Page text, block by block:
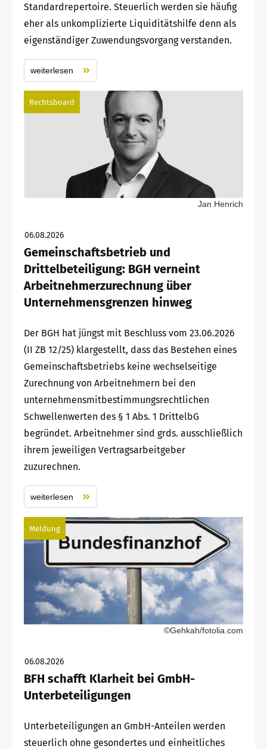
Standardrepertoire. Steuerlich werden sie häufig
eher als unkomplizierte Liquiditätshilfe denn als
eigenständiger Zuwendungsvorgang verstanden.
weiterlesen
Rechtsboard
Jan Henrich
06.08.2026
Gemeinschaftsbetrieb und
Drittelbeteiligung: BGH verneint
Arbeitnehmerzurechnung über
Unternehmensgrenzen hinweg
Der BGH hat jüngst mit Beschluss vom 23.06.2026
(II ZB 12/25) klargestellt, dass das Bestehen eines
Gemeinschaftsbetriebs keine wechselseitige
Zurechnung von Arbeitnehmern bei den
unternehmensmitbestimmungsrechtlichen
Schwellenwerten des § 1 Abs. 1 DrittelbG
begründet. Arbeitnehmer sind grds. ausschließlich
ihrem jeweiligen Vertragsarbeitgeber
zuzurechnen.
weiterlesen
Meldung
©Gehkah/fotolia.com
06.08.2026
BFH schafft Klarheit bei GmbH-
Unterbeteiligungen
Unterbeteiligungen an GmbH-Anteilen werden
steuerlich ohne gesondertes und einheitliches